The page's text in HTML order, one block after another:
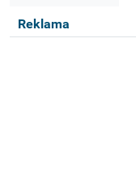
Reklama